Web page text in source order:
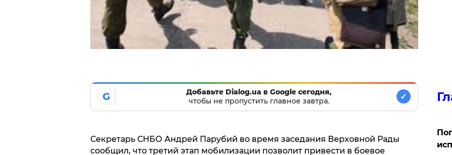
G
Добавьте Dialog.ua в Google сегодня,
чтобы не пропустить главное завтра.
✓
Секретарь СНБО Андрей Парубий во время заседания Верховной Рады
сообщил, что третий этап мобилизации позволит привести в боевое